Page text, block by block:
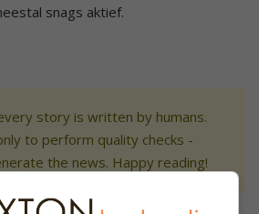
snags aktief.
story is written by humans.
to perform quality checks -
the news. Happy reading!